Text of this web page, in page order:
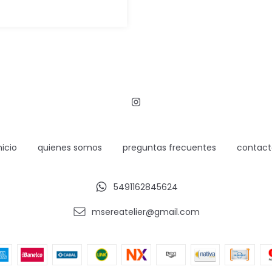
quienes somos preguntas frecuentes
5491162845624
msereatelier@gmail.com